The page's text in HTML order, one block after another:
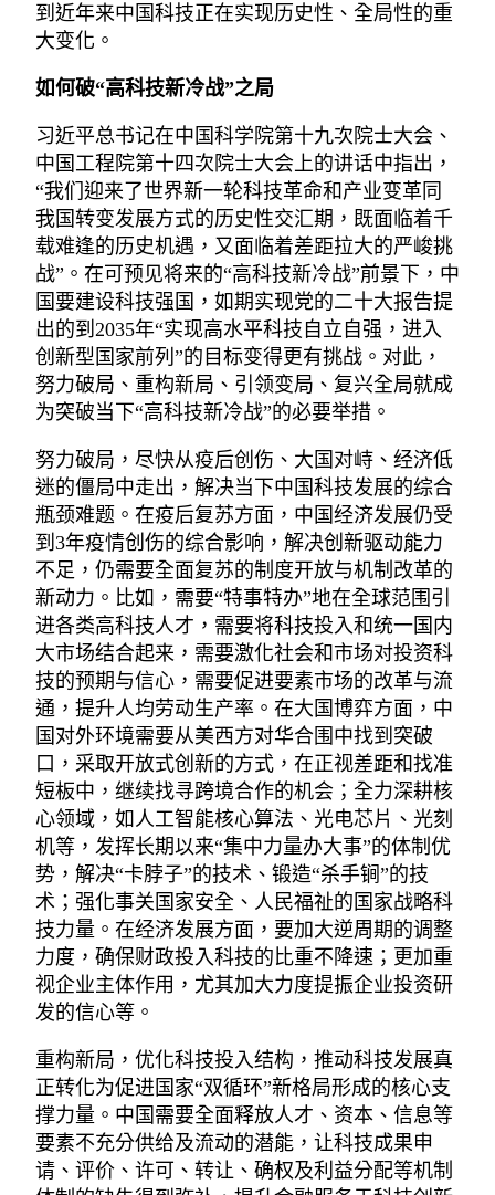
到近年来中国科技正在实现历史性、全局性的重
大变化。
如何破“高科技新冷战”之局
习近平总书记在中国科学院第十九次院士大会、
中国工程院第十四次院士大会上的讲话中指出，
“我们迎来了世界新一轮科技革命和产业变革同
我国转变发展方式的历史性交汇期，既面临着千
载难逢的历史机遇，又面临着差距拉大的严峻挑
战”。在可预见将来的“高科技新冷战”前景下，中
国要建设科技强国，如期实现党的二十大报告提
出的到2035年“实现高水平科技自立自强，进入
创新型国家前列”的目标变得更有挑战。对此，
努力破局、重构新局、引领变局、复兴全局就成
为突破当下“高科技新冷战”的必要举措。
努力破局，尽快从疫后创伤、大国对峙、经济低
迷的僵局中走出，解决当下中国科技发展的综合
瓶颈难题。在疫后复苏方面，中国经济发展仍受
到3年疫情创伤的综合影响，解决创新驱动能力
不足，仍需要全面复苏的制度开放与机制改革的
新动力。比如，需要“特事特办”地在全球范围引
进各类高科技人才，需要将科技投入和统一国内
大市场结合起来，需要激化社会和市场对投资科
技的预期与信心，需要促进要素市场的改革与流
通，提升人均劳动生产率。在大国博弈方面，中
国对外环境需要从美西方对华合围中找到突破
口，采取开放式创新的方式，在正视差距和找准
短板中，继续找寻跨境合作的机会；全力深耕核
心领域，如人工智能核心算法、光电芯片、光刻
机等，发挥长期以来“集中力量办大事”的体制优
势，解决“卡脖子”的技术、锻造“杀手锏”的技
术；强化事关国家安全、人民福祉的国家战略科
技力量。在经济发展方面，要加大逆周期的调整
力度，确保财政投入科技的比重不降速；更加重
视企业主体作用，尤其加大力度提振企业投资研
发的信心等。
重构新局，优化科技投入结构，推动科技发展真
正转化为促进国家“双循环”新格局形成的核心支
撑力量。中国需要全面释放人才、资本、信息等
要素不充分供给及流动的潜能，让科技成果申
请、评价、许可、转让、确权及利益分配等机制